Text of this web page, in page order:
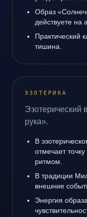
Образ
действуете на
Практический
тишина.
ЭЗОТЕРИКА
Эзотерический
рука».
В
отмечает
ритмом.
В традиции
внешние
Энергия